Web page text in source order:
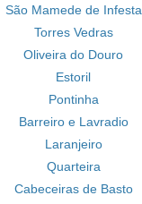
São Mamede de Infesta
Torres Vedras
Oliveira do Douro
Estoril
Pontinha
Barreiro e Lavradio
Laranjeiro
Quarteira
Cabeceiras de Basto